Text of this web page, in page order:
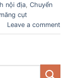
nội địa Chuyển
măng cụt
Leave a comment